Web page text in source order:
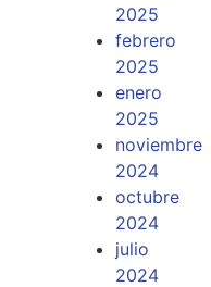
2025
febrero
2025
enero
2025
noviembre
2024
octubre
2024
julio
2024